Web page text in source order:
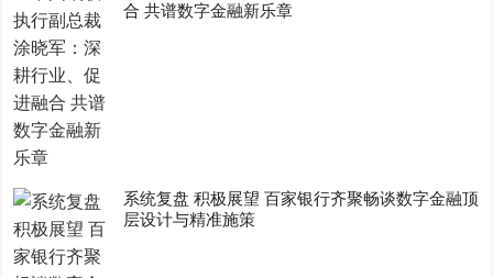
合 共谱数字金融新乐章
系统复盘 积极展望 百家银行齐聚畅谈数字金融顶
层设计与精准施策